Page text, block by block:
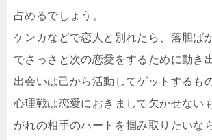
占めるでしょう。
ケンカなどで恋人と別れたら、落胆ば
でさっさと次の恋愛をするために動き
出会いは己から活動してゲットするも
心理戦は恋愛におきまして欠かせない
がれの相手のハートを掴み取りたいな